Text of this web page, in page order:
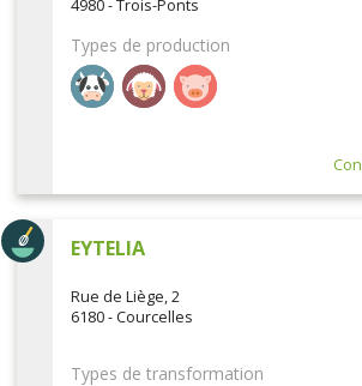
4980 - Trois-Ponts
Types de production
EYTELIA
Rue de Liège, 2
6180 - Courcelles
Types de transformation